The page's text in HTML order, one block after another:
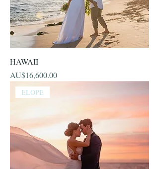
HAWAII
價格
AU$16,600.00
ELOPE